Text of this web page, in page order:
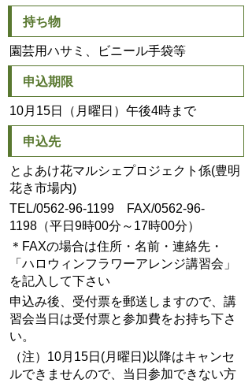
持ち物
園芸用ハサミ、ビニール手袋等
申込期限
10月15日（月曜日）午後4時まで
申込先
とよあけ花マルシェプロジェクト係(豊明
花き市場内)
TEL/0562-96-1199 FAX/0562-96-
1198（平日9時00分～17時00分）
＊FAXの場合は住所・名前・連絡先・
「ハロウィンフラワーアレンジ講習会」
を記入して下さい
申込み後、受付票を郵送しますので、講
習会当日は受付票と参加費をお持ち下さ
い。
（注）10月15日(月曜日)以降はキャンセ
ルできませんので、当日参加できない方